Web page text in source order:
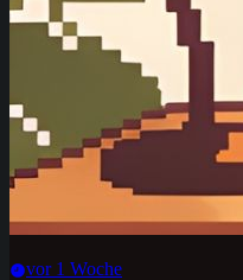
vor 1 Woche